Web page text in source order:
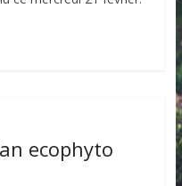
ecophyto